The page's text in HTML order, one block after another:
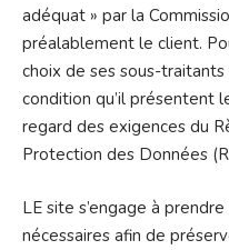
adéquat » par la
préalablement le client.
choix de ses sous-
condition qu’il présentent
regard des exigences du
Protection des Données
LE site s’engage à
nécessaires afin de